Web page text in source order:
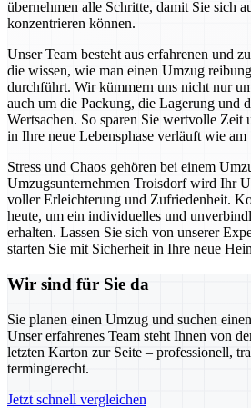
übernehmen alle Schritte, damit Sie sich
konzentrieren können.
Unser Team besteht aus erfahrenen und
die wissen, wie man einen Umzug
durchführt. Wir kümmern uns nicht nur
auch um die Packung, die Lagerung und
Wertsachen. So sparen Sie wertvolle Zeit
in Ihre neue Lebensphase verläuft wie am
Stress und Chaos gehören bei einem
Umzugsunternehmen Troisdorf wird Ihr
voller Erleichterung und Zufriedenheit.
heute, um ein individuelles und
erhalten. Lassen Sie sich von unserer
starten Sie mit Sicherheit in Ihre neue
Wir sind für Sie da
Sie planen einen Umzug und suchen
Unser erfahrenes Team steht Ihnen von
letzten Karton zur Seite – professionell,
termingerecht.
Jetzt schnell vergleichen